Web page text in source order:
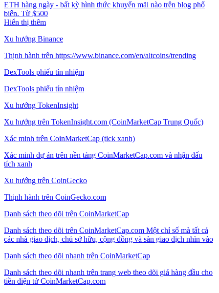
ETH hàng ngày - bất kỳ hình thức khuyến mãi nào trên blog phổ
biến. Từ $500
Hiển thị thêm
Xu hướng Binance
Thịnh hành trên https://www.binance.com/en/altcoins/trending
DexTools phiếu tín nhiệm
DexTools phiếu tín nhiệm
Xu hướng TokenInsight
Xu hướng trên TokenInsight.com (CoinMarketCap Trung Quốc)
Xác minh trên CoinMarketCap (tick xanh)
Xác minh dự án trên nền tảng CoinMarketCap.com và nhận dấu
tích xanh
Xu hướng trên CoinGecko
Thịnh hành trên CoinGecko.com
Danh sách theo dõi trên CoinMarketCap
Danh sách theo dõi trên CoinMarketCap.com Một chỉ số mà tất cả
các nhà giao dịch, chủ sở hữu, cộng đồng và sàn giao dịch nhìn vào
Danh sách theo dõi nhanh trên CoinMarketCap
Danh sách theo dõi nhanh trên trang web theo dõi giá hàng đầu cho
tiền điện tử CoinMarketCap.com